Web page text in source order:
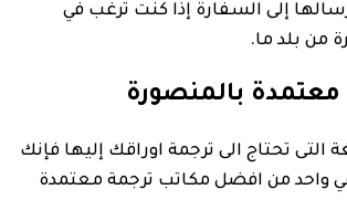
إلى السفارة إذا كنت ترغب في
من بلد ما.
بالمنصورة
التى تحتاج الى ترجمة اوراقك إليها فإنك
واحد من افضل مكاتب ترجمة معتمدة